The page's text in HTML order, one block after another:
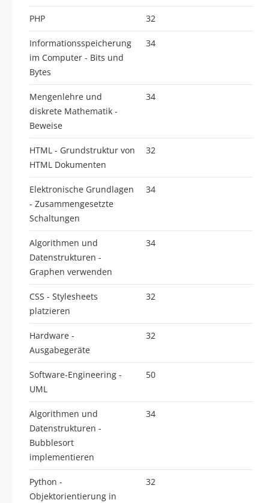
PHP 32
Informationsspeicherung
im Computer - Bits und
Bytes
34
Mengenlehre und
diskrete Mathematik -
Beweise
34
HTML - Grundstruktur von
HTML Dokumenten
32
Elektronische Grundlagen
- Zusammengesetzte
Schaltungen
34
Algorithmen und
Datenstrukturen -
Graphen verwenden
34
CSS - Stylesheets
platzieren
32
Hardware -
Ausgabegeräte
32
Software-Engineering -
UML
50
Algorithmen und
Datenstrukturen -
Bubblesort
implementieren
34
Python -
Objektorientierung in
32